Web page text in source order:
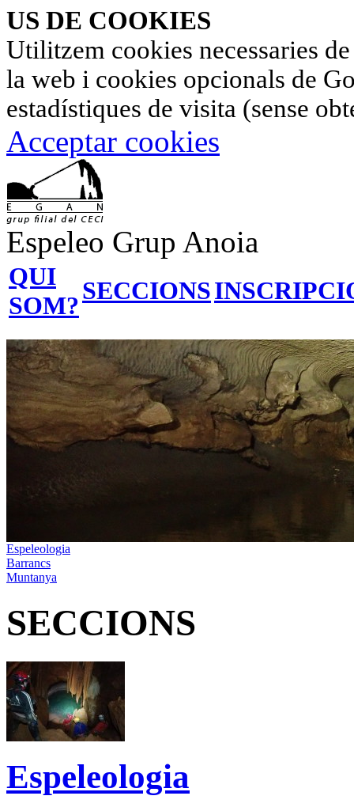
US DE COOKIES
Utilitzem cookies necessaries
la web i cookies opcionals de
estadístiques de visita (sense
Acceptar cookies
Espeleo Grup Anoia
QUI
SOM?
SECCIONS
Espeleologia
Barrancs
Muntanya
SECCIONS
Espeleologia